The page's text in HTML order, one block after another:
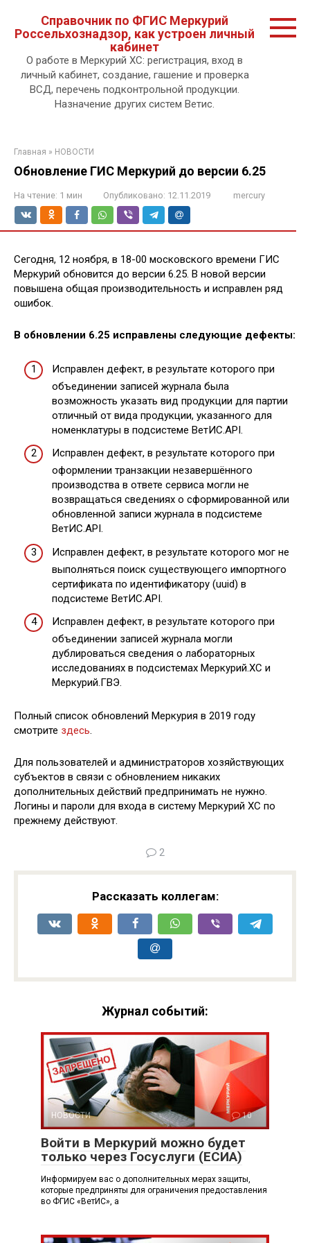
контенту.
Справочник по ФГИС Меркурий
Россельхознадзор, как устроен личный
кабинет
О работе в Меркурий ХС: регистрация, вход в
личный кабинет, создание, гашение и проверка
ВСД, перечень подконтрольной продукции.
Назначение других систем Ветис.
Главная » НОВОСТИ
Обновление ГИС Меркурий до версии 6.25
На чтение: 1 мин Опубликовано: 12.11.2019 mercury
Сегодня, 12 ноября, в 18-00 московского времени ГИС
Меркурий обновится до версии 6.25. В новой версии
повышена общая производительность и исправлен ряд
ошибок.
В обновлении 6.25 исправлены следующие дефекты:
Исправлен дефект, в результате которого при
объединении записей журнала была
возможность указать вид продукции для партии
отличный от вида продукции, указанного для
номенклатуры в подсистеме ВетИС.API.
Исправлен дефект, в результате которого при
оформлении транзакции незавершённого
производства в ответе сервиса могли не
возвращаться сведениях о сформированной или
обновленной записи журнала в подсистеме
ВетИС.API.
Исправлен дефект, в результате которого мог не
выполняться поиск существующего импортного
сертификата по идентификатору (uuid) в
подсистеме ВетИС.API.
Исправлен дефект, в результате которого при
объединении записей журнала могли
дублироваться сведения о лабораторных
исследованиях в подсистемах Меркурий.ХС и
Меркурий.ГВЭ.
Полный список обновлений Меркурия в 2019 году
смотрите здесь.
Для пользователей и администраторов хозяйствующих
субъектов в связи с обновлением никаких
дополнительных действий предпринимать не нужно.
Логины и пароли для входа в систему Меркурий ХС по
прежнему действуют.
2
Рассказать коллегам:
Журнал событий:
НОВОСТИ 10
Войти в Меркурий можно будет
только через Госуслуги (ЕСИА)
Информируем вас о дополнительных мерах защиты,
которые предприняты для ограничения предоставления
во ФГИС «ВетИС», а